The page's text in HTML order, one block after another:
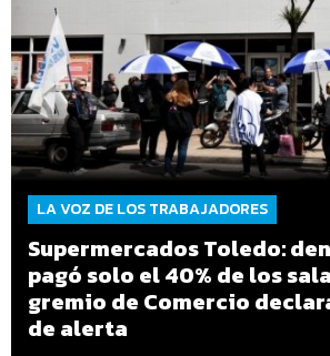
LA VOZ DE LOS TRABAJADORES
Supermercados Toledo:
pagó solo el 40% de los
gremio de Comercio
de alerta